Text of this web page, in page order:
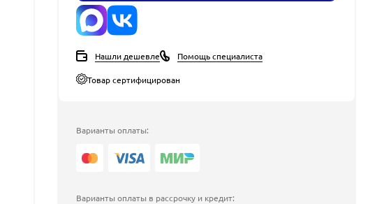
Нашли дешевле Помощь специалиста
Товар сертифицирован
Варианты оплаты:
Варианты оплаты в рассрочку и кредит: